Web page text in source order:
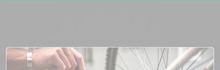
L’entretien et la réparation des vélos